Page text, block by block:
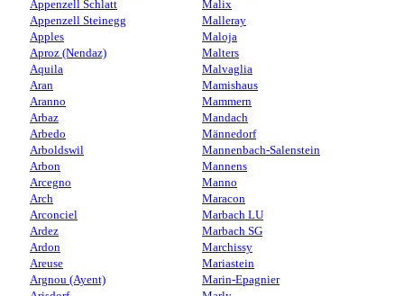
Appenzell Schlatt
Appenzell Steinegg
Apples
Aproz (Nendaz)
Aquila
Aran
Aranno
Arbaz
Arbedo
Arboldswil
Arbon
Arcegno
Arch
Arconciel
Ardez
Ardon
Areuse
Argnou (Ayent)
Malix
Malleray
Maloja
Malters
Malvaglia
Mamishaus
Mammern
Mandach
Männedorf
Mannenbach-Salenstein
Mannens
Manno
Maracon
Marbach LU
Marbach SG
Marchissy
Mariastein
Marin-Epagnier